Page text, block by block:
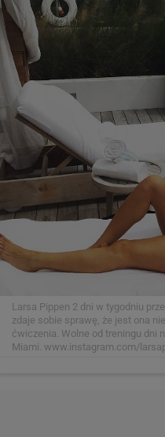
Larsa Pippen 2 dni w tygodniu
zdaje sobie sprawę, że jest ona
ćwiczenia. Wolne od treningu dni
Miami. www.instagram.com/